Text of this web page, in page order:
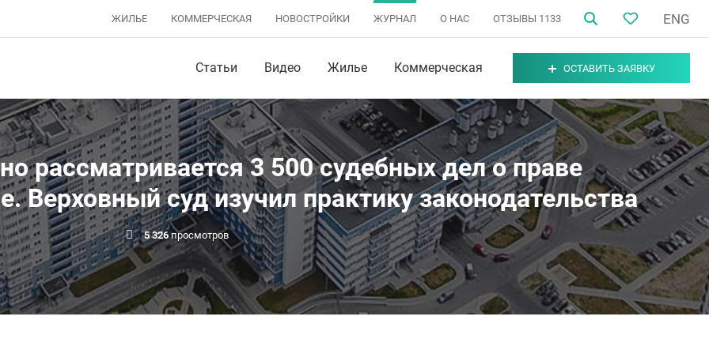
ЖИЛЬЕ КОММЕРЧЕСКАЯ НОВОСТРОЙКИ ЖУРНАЛ О НАС ОТЗЫВЫ 1133 ENG
Статьи Видео Жилье Коммерческая ОСТАВИТЬ ЗАЯВКУ
рассматривается 3 500 судебных дел о праве
Верховный суд изучил практику законодательства
5 326просмотров